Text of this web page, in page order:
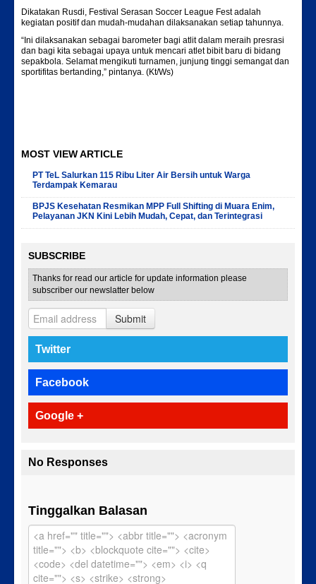
Dikatakan Rusdi, Festival Serasan Soccer League Fest adalah
kegiatan positif dan mudah-mudahan dilaksanakan setiap tahunnya.
“Ini dilaksanakan sebagai barometer bagi atlit dalam meraih presrasi
dan bagi kita sebagai upaya untuk mencari atlet bibit baru di bidang
sepakbola. Selamat mengikuti turnamen, junjung tinggi semangat dan
sportifitas bertanding,” pintanya. (Kt/Ws)
MOST VIEW ARTICLE
PT TeL Salurkan 115 Ribu Liter Air Bersih untuk Warga
Terdampak Kemarau
BPJS Kesehatan Resmikan MPP Full Shifting di Muara Enim,
Pelayanan JKN Kini Lebih Mudah, Cepat, dan Terintegrasi
SUBSCRIBE
Thanks for read our article for update information please
subscriber our newslatter below
Submit
Twitter
Facebook
Google +
No Responses
Tinggalkan Balasan